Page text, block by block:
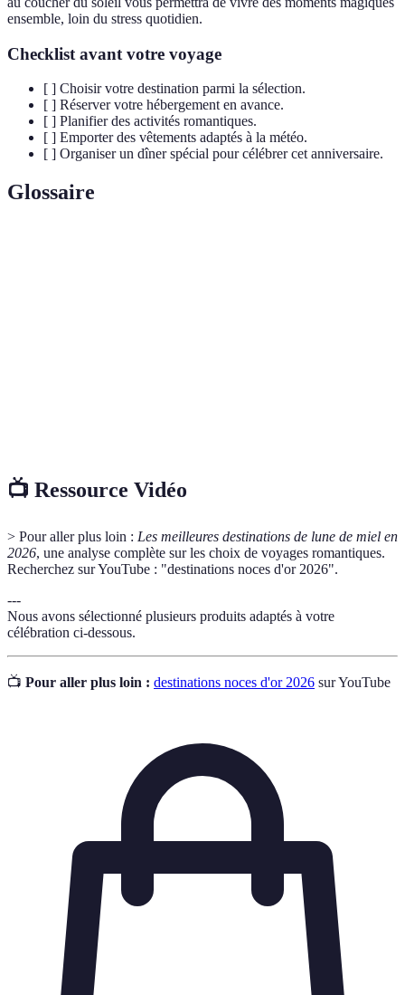
ensemble, loin du stress quotidien.
Checklist avant votre voyage
[ ] Choisir votre destination parmi la sélection.
[ ] Réserver votre hébergement en avance.
[ ] Planifier des activités romantiques.
[ ] Emporter des vêtements adaptés à la météo.
[ ] Organiser un dîner spécial pour célébrer cet anniversaire.
Glossaire
📺 Ressource Vidéo
> Pour aller plus loin : Les meilleures destinations de lune de miel en
2026, une analyse complète sur les choix de voyages romantiques.
Recherchez sur YouTube : "destinations noces d'or 2026".
---
Nous avons sélectionné plusieurs produits adaptés à votre
célébration ci-dessous.
📺 Pour aller plus loin : destinations noces d'or 2026 sur YouTube